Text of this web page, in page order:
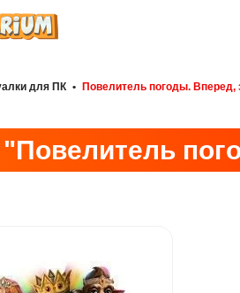
для ПК • Повелитель погоды. Вперед,
"Повелитель